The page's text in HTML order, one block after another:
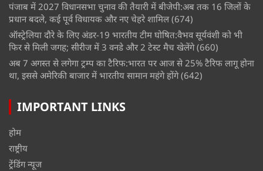
पंजाब में 2027 विधानसभा चुनाव की तैयारी में बीजेपी:अब तक 16 जिलों के
प्रधान बदले, कई पूर्व विधायक और नए चेहरे शामिल (674)
ऑस्ट्रेलिया दौरे के लिए अंडर-19 भारतीय टीम घोषित:वैभव सूर्यवंशी को भी
फिर से मिली जगह; सीरीज में 3 वनडे और 2 टेस्ट मैच खेलेंगे (660)
अब 7 अगस्त से लगेगा ट्रम्प का टैरिफ:भारत पर आज से 25% टैरिफ लागू होना
था, इससे अमेरिकी बाजार में भारतीय सामान महंगे होंगे (642)
IMPORTANT LINKS
होम
राष्ट्रीय
ट्रेंडिंग न्यूज